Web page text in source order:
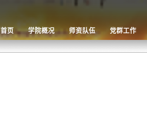
首页 学院概况 师资队伍 党群工作